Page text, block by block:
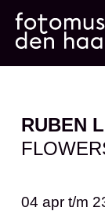
RUBEN
04 aprt/m